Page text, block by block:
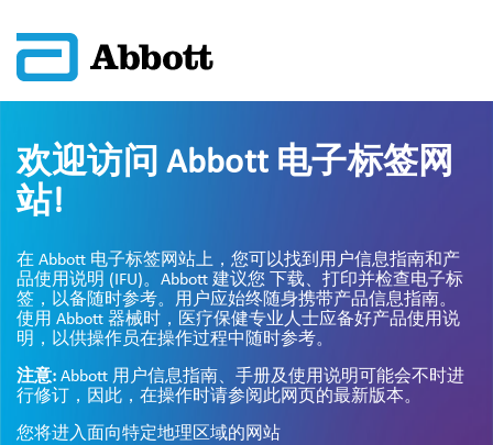
欢迎访问 Abbott 电子标签网
站!
在 Abbott 电子标签网站上，您可以找到用户信息指南和产
品使用说明 (IFU)。Abbott 建议您 下载、打印并检查电子标
签，以备随时参考。用户应始终随身携带产品信息指南。
使用 Abbott 器械时，医疗保健专业人士应备好产品使用说
明，以供操作员在操作过程中随时参考。
注意: Abbott 用户信息指南、手册及使用说明可能会不时进
行修订，因此，在操作时请参阅此网页的最新版本。
您将进入面向特定地理区域的网站